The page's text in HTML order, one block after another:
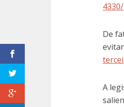
De
A